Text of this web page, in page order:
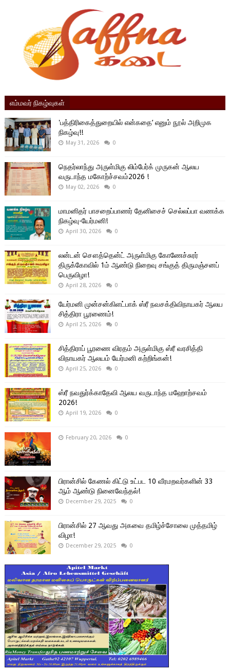
எம்மவர் நிகழ்வுகள்
'பத்திரிகைத்துறையில் என்கதை’ எனும் நூல் அறிமுக
நிகழ்வு!!
May 31, 2026 0
நெதர்லாந்து அருள்மிகு லிம்பேர்க் முருகன் ஆலய
வருடாந்த மகோற்ச்சவம்2026 !
May 02, 2026 0
மாமனிதர் பாசறைப்பாணர் தேனிசைச் செல்லப்பா வணக்க
நிகழ்வு-யேர்மனி!
April 30, 2026 0
லன்டன் சௌத்தென்ட் அருள்மிகு கோணேச்சுரர்
திருக்கோவில் 1ம் ஆண்டு நிறைவு சங்குத் திருமஞ்சனப்
பெருவிழா!
April 28, 2026 0
யேர்மனி முன்சன்கிளட்பாக் ஸ்ரீ நவசக்திவிநாயகர் ஆலய
சித்திரா பூரணைம்!
April 25, 2026 0
சித்திராப் பூரணை விரதம் அருள்மிகு ஸ்ரீ வரசித்தி
விநாயகர் ஆலயம் யேர்மனி கற்றிங்கன்!
April 25, 2026 0
ஸ்ரீ நவதுர்க்காதேவி ஆலய வருடாந்த மஹோற்சவம்
2026!
April 19, 2026 0
February 20, 2026 0
பிரான்சில் கேணல் கிட்டு உட்பட 10 வீரமறவர்களின் 33
ஆம் ஆண்டு நினைவேந்தல்!
December 29, 2025 0
பிரான்சில் 27 ஆவது அகவை தமிழ்ச்சோலை முத்தமிழ்
விழா!
December 29, 2025 0